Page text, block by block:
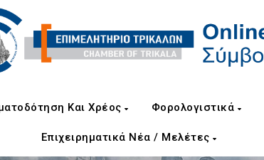
Και Χρέος Φορολογιστικά
Επιχειρηματικά Νέα / Μελέτες